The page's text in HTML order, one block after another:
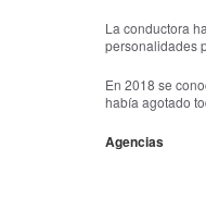
La conductora
personalidades
En 2018 se
había agotado
Agencias